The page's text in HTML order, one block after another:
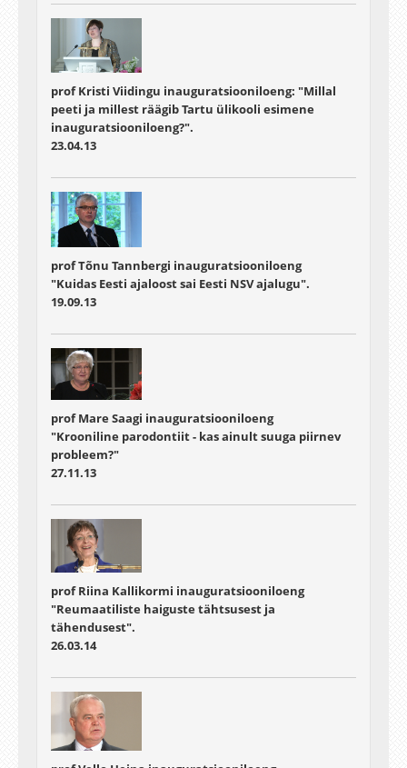
prof Kristi Viidingu inauguratsiooniloeng: "Millal
peeti ja millest räägib Tartu ülikooli esimene
inauguratsiooniloeng?".
23.04.13
prof Tõnu Tannbergi inauguratsiooniloeng
"Kuidas Eesti ajaloost sai Eesti NSV ajalugu".
19.09.13
prof Mare Saagi inauguratsiooniloeng
"Krooniline parodontiit - kas ainult suuga piirnev
probleem?"
27.11.13
prof Riina Kallikormi inauguratsiooniloeng
"Reumaatiliste haiguste tähtsusest ja
tähendusest".
26.03.14